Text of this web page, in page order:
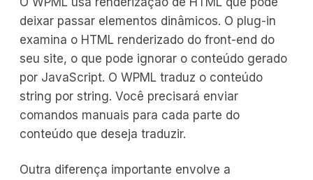
deixar passar elementos dinâmicos. O plug-in
examina o HTML renderizado do front-end do
seu site, o que pode ignorar o conteúdo gerado
por JavaScript. O WPML traduz o conteúdo
string por string. Você precisará enviar
comandos manuais para cada parte do
conteúdo que deseja traduzir.
Outra diferença importante envolve a